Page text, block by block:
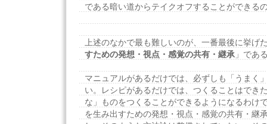
である暗い道からテイクオフすることができる
上述のなかで最も難しいのが、一番最後に挙げ
すための発想・視点・感覚の共有・継承 」であ
マニュアルがあるだけでは、必ずしも「うまく
い。レシピがあるだけでは、つくることはでき
な」ものをつくることができるようになるわけ
を生み出すための発想・視点・感覚の共有・継